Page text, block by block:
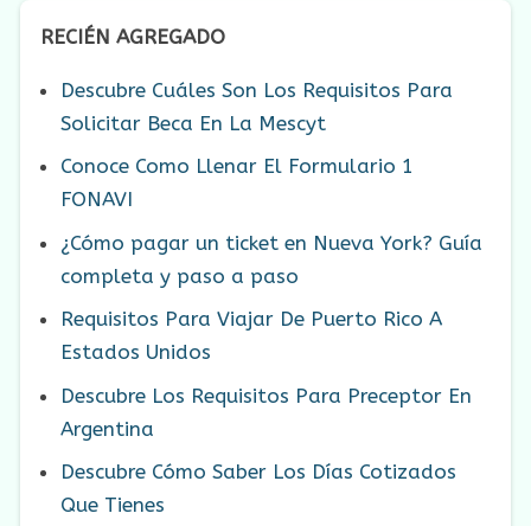
RECIÉN AGREGADO
Descubre Cuáles Son Los Requisitos Para
Solicitar Beca En La Mescyt
Conoce Como Llenar El Formulario 1
FONAVI
¿Cómo pagar un ticket en Nueva York? Guía
completa y paso a paso
Requisitos Para Viajar De Puerto Rico A
Estados Unidos
Descubre Los Requisitos Para Preceptor En
Argentina
Descubre Cómo Saber Los Días Cotizados
Que Tienes